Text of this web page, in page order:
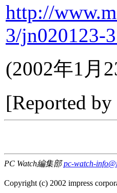
http://
3/jn020123-
(2002年1月
[Reported by
PC Watch編集部pc-watch-
Copyright (c) 2002 impress